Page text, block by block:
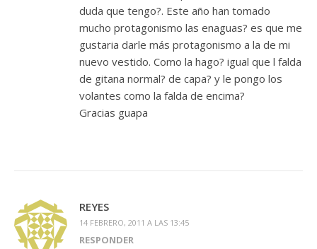
duda que tengo?. Este año han tomado
mucho protagonismo las enaguas? es que me
gustaria darle más protagonismo a la de mi
nuevo vestido. Como la hago? igual que l falda
de gitana normal? de capa? y le pongo los
volantes como la falda de encima?
Gracias guapa
REYES
14 FEBRERO, 2011 A LAS 13:45
RESPONDER